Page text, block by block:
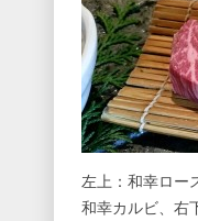
左上：和幸ロー
和幸カルビ、右